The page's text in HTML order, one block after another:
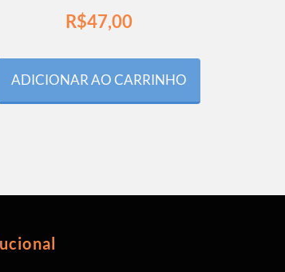
R$47,00
ADICIONAR AO CARRINHO